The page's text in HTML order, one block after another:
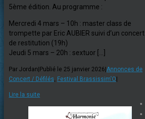
5ème édition. Au programme :
Mercredi 4 mars – 10h : master class de
trompette par Eric AUBIER suivi d’un concert
de restitution (19h)
Jeudi 5 mars – 20h : sextuor […]
Par Jordan|Publié le 25 janvier 2026|Annonces de
Concert / Défilés Festival Brassissim'O|
Lire la suite